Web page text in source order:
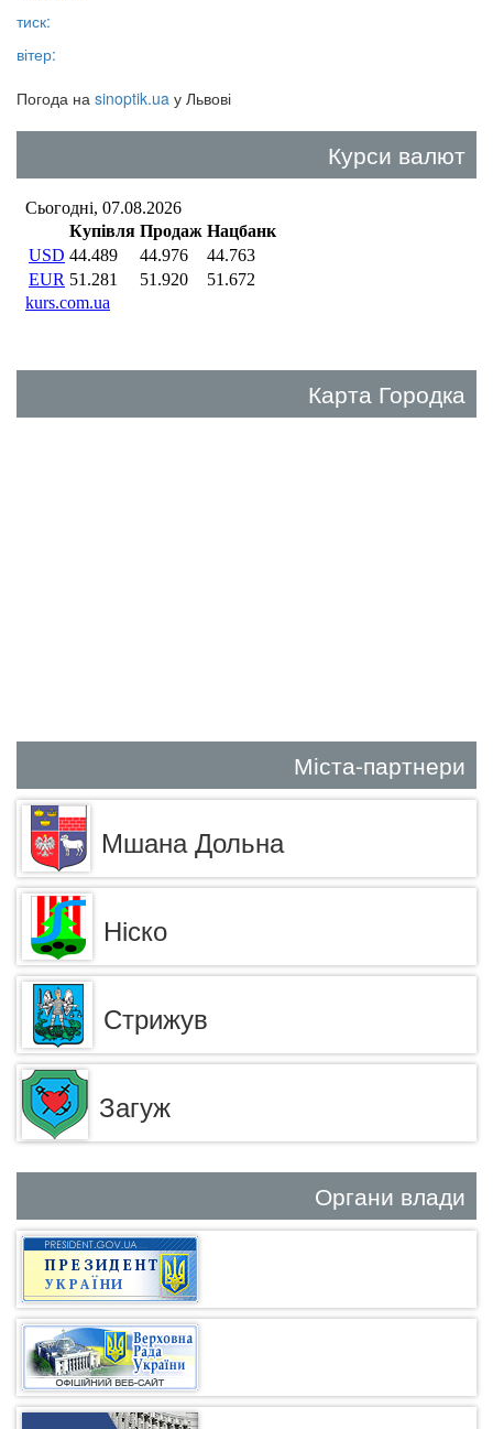
тиск:
вітер:
Погода на sinoptik.ua у Львові
Курси валют
Карта Городка
Міста-партнери
Мшана Дольна
Ніско
Стрижув
Загуж
Органи влади